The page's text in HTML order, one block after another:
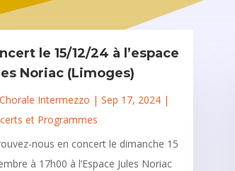
le 15/12/24 à l’espace
Noriac (Limoges)
Chorale Intermezzo | Sep 17, 2024|
et Programmes
nous en concert le dimanche 15
à 17h00 à l’Espace Jules Noriac